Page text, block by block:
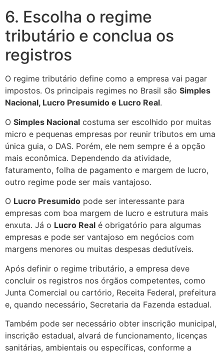
6. Escolha o regime
tributário e conclua os
registros
O regime tributário define como a empresa vai pagar
impostos. Os principais regimes no Brasil são Simples
Nacional, Lucro Presumido e Lucro Real.
O Simples Nacional costuma ser escolhido por muitas
micro e pequenas empresas por reunir tributos em uma
única guia, o DAS. Porém, ele nem sempre é a opção
mais econômica. Dependendo da atividade,
faturamento, folha de pagamento e margem de lucro,
outro regime pode ser mais vantajoso.
O Lucro Presumido pode ser interessante para
empresas com boa margem de lucro e estrutura mais
enxuta. Já o Lucro Real é obrigatório para algumas
empresas e pode ser vantajoso em negócios com
margens menores ou muitas despesas dedutíveis.
Após definir o regime tributário, a empresa deve
concluir os registros nos órgãos competentes, como
Junta Comercial ou cartório, Receita Federal, prefeitura
e, quando necessário, Secretaria da Fazenda estadual.
Também pode ser necessário obter inscrição municipal,
inscrição estadual, alvará de funcionamento, licenças
sanitárias, ambientais ou específicas, conforme a